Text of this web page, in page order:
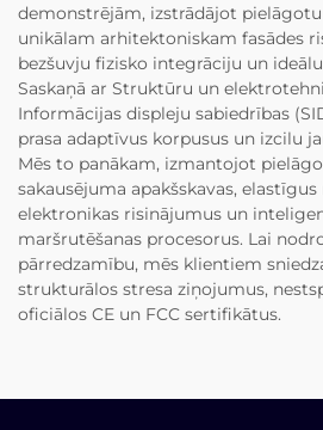
demonstrējām, izstrādājot
unikālam arhitektoniskam fasādes
bezšuvju fizisko integrāciju un
Saskaņā ar Struktūru un
Informācijas displeju sabiedrības
prasa adaptīvus korpusus un izcilu
Mēs to panākam, izmantojot
sakausējuma apakšskavas,
elektronikas risinājumus un
maršrutēšanas procesorus. Lai
pārredzamību, mēs klientiem
strukturālos stresa ziņojumus,
oficiālos CE un FCC sertifikātus.